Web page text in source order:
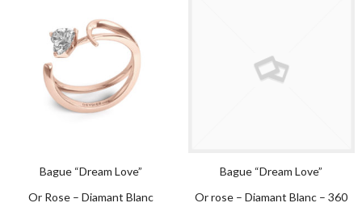
Bague “Dream Love”
Or Rose – Diamant Blanc
Bague “Dream Love”
Or rose – Diamant Blanc – 360